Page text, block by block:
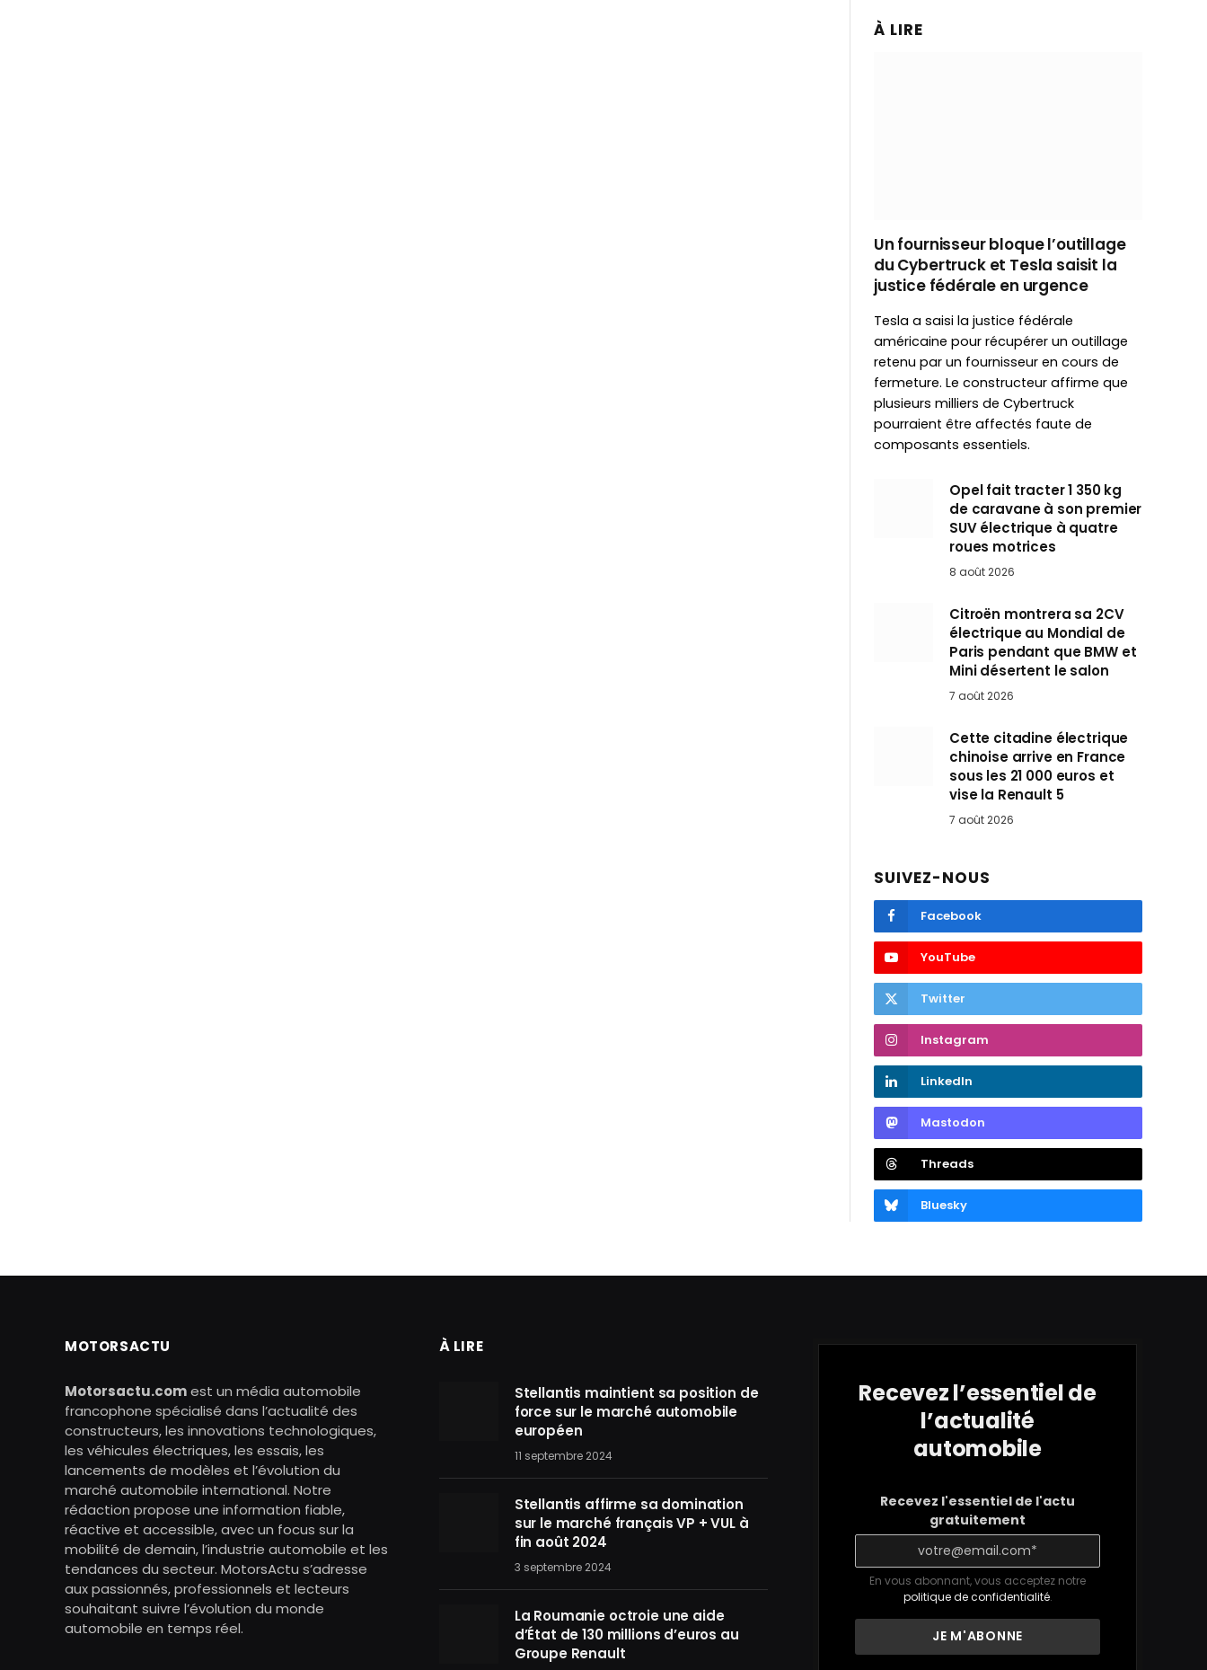
À LIRE
Un fournisseur bloque l’outillage
du Cybertruck et Tesla saisit la
justice fédérale en urgence
Tesla a saisi la justice fédérale
américaine pour récupérer un outillage
retenu par un fournisseur en cours de
fermeture. Le constructeur affirme que
plusieurs milliers de Cybertruck
pourraient être affectés faute de
composants essentiels.
Opel fait tracter 1 350 kg
de caravane à son premier
SUV électrique à quatre
roues motrices
8 août 2026
Citroën montrera sa 2CV
électrique au Mondial de
Paris pendant que BMW et
Mini désertent le salon
7 août 2026
Cette citadine électrique
chinoise arrive en France
sous les 21 000 euros et
vise la Renault 5
7 août 2026
SUIVEZ-NOUS
Facebook
YouTube
Twitter
Instagram
LinkedIn
Mastodon
Threads
Bluesky
MOTORSACTU
Motorsactu.comest un média automobile
francophone spécialisé dans l’actualité des
constructeurs, les innovations technologiques,
les véhicules électriques, les essais, les
lancements de modèles et l’évolution du
marché automobile international. Notre
rédaction propose une information fiable,
réactive et accessible, avec un focus sur la
mobilité de demain, l’industrie automobile et les
tendances du secteur. MotorsActu s’adresse
aux passionnés, professionnels et lecteurs
souhaitant suivre l’évolution du monde
automobile en temps réel.
À LIRE
Stellantis maintient sa position de
force sur le marché automobile
européen
11 septembre 2024
Stellantis affirme sa domination
sur le marché français VP + VUL à
fin août 2024
3 septembre 2024
La Roumanie octroie une aide
d’État de 130 millions d’euros au
Groupe Renault
Recevez l’essentiel de
l’actualité
automobile
Recevez l'essentiel de l'actu
gratuitement
En vous abonnant, vous acceptez notre
politique de confidentialité.